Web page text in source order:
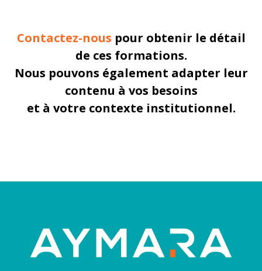
Contactez-nous pour obtenir le détail
de ces formations.
Nous pouvons également adapter leur
contenu à vos besoins
et à votre contexte institutionnel.